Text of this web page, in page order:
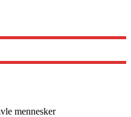
mennesker